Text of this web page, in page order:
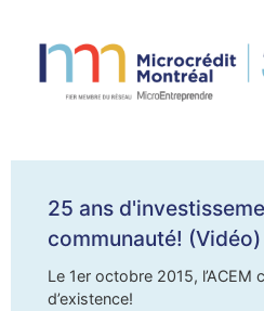
25 ans
communauté! (Vidéo)
Le 1er octobre 2015, l’ACEM
d’existence!